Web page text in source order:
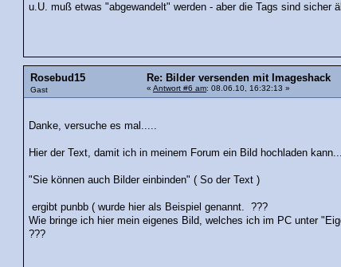
u.U. muß etwas "abgewandelt" werden - aber die Tags sind sicher
Rosebud15
Gast
Re: Bilder versenden mit Imageshack
« Antwort #6 am: 08.06.10, 16:32:13 »
Danke, versuche es mal.....
Hier der Text, damit ich in meinem Forum ein Bild hochladen
"Sie können auch Bilder einbinden" ( So der Text )
ergibt punbb ( wurde hier als Beispiel genannt. ???
Wie bringe ich hier mein eigenes Bild, welches ich im PC unter
???